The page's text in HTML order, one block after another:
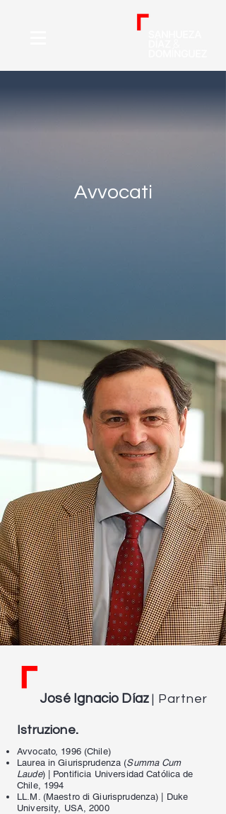
Avvocati
José Ignacio Díaz| Partner
Istruzione.
Avvocato, 1996 (Chile)
Laurea in Giurisprudenza (Summa Cum
Laude) | Pontificia Universidad Católica de
Chile, 1994
LL.M. (Maestro di Giurisprudenza) | Duke
University, USA, 2000